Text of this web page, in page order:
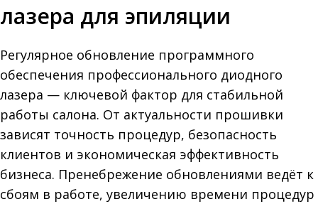
лазера для эпиляции
Регулярное обновление программного
обеспечения профессионального диодного
лазера — ключевой фактор для стабильной
работы салона. От актуальности прошивки
зависят точность процедур, безопасность
клиентов и экономическая эффективность
бизнеса. Пренебрежение обновлениями ведёт к
сбоям в работе, увеличению времени процедур